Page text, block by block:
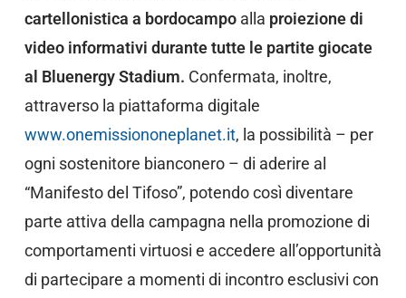
cartellonistica a bordocampo alla proiezione di
video informativi durante tutte le partite giocate
al Bluenergy Stadium. Confermata, inoltre,
attraverso la piattaforma digitale
www.onemissiononeplanet.it, la possibilità – per
ogni sostenitore bianconero – di aderire al
“Manifesto del Tifoso”, potendo così diventare
parte attiva della campagna nella promozione di
comportamenti virtuosi e accedere all’opportunità
di partecipare a momenti di incontro esclusivi con